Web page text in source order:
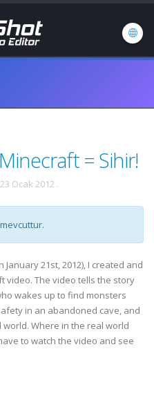
= Sihir!
23 Ocak 2012 .
January 21st, 2012), I created and
video. The video tells the story
wakes up to find monsters
in an abandoned cave, and
Where in the real world
to watch the video and see